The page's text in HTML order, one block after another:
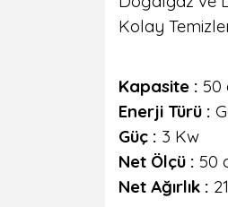
Kolay
Kapasite : 50
Enerji Türü :
Güç : 3 Kw
Net Ölçü : 50
Net Ağırlık :